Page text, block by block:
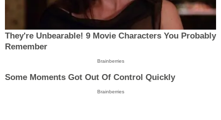
They're Unbearable! 9 Movie Characters You Probably
Remember
Brainberries
Some Moments Got Out Of Control Quickly
Brainberries